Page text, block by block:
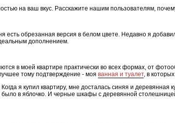
на ваш вкус. Расскажите нашим пользователям,
есть обрезанная версия в белом цвете. Недавно я
дополнением.
в моей квартире практически во всех формах, от
тому подтверждение - моя ванная и туалет, в
я купил квартиру, мне досталась синяя и деревянная
в яблочко. И черные шкафы с деревянной